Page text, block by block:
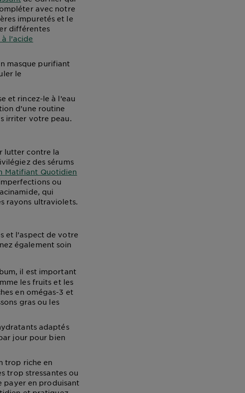
avec notre
impuretés et le
différentes
l’acide
masque purifiant
le
et rincez-le à l’eau
d’une routine
irriter votre peau.
lutter contre la
des sérums
Matifiant Quotidien
ou
qui
rayons ultraviolets.
et l’aspect de votre
également soin
il est important
les fruits et les
en omégas-3 et
gras ou les
adaptés
jour pour bien
trop riche en
trop stressantes ou
payer en produisant